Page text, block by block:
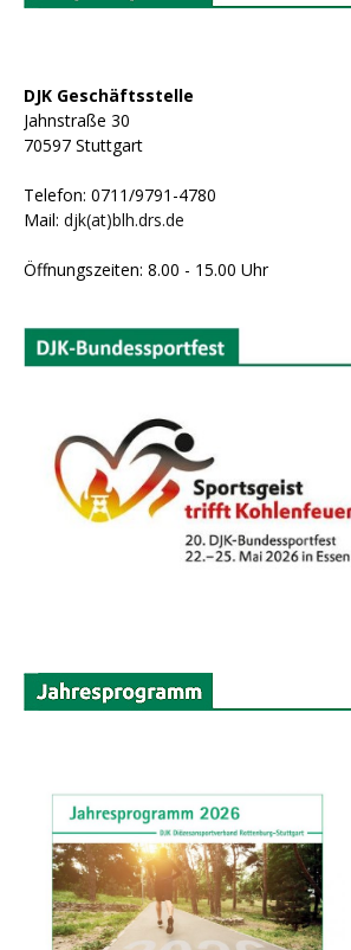
DJK Geschäftsstelle
Jahnstraße 30
70597 Stuttgart
Telefon: 0711/9791-4780
Mail: djk(at)blh.drs.de
Öffnungszeiten: 8.00 - 15.00 Uhr